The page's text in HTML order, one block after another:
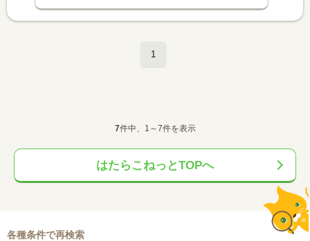
1
7件中、1～7件を表示
はたらこねっとTOPへ
各種条件で再検索